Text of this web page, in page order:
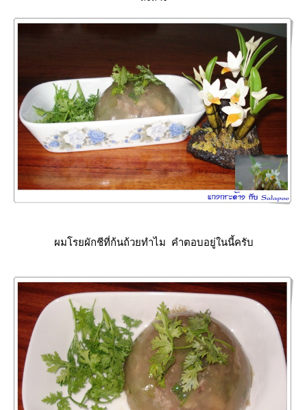
ผมโรยผักชีที่ก้นถ้วยทำไม คำตอบอยู่ในนี้ครับ